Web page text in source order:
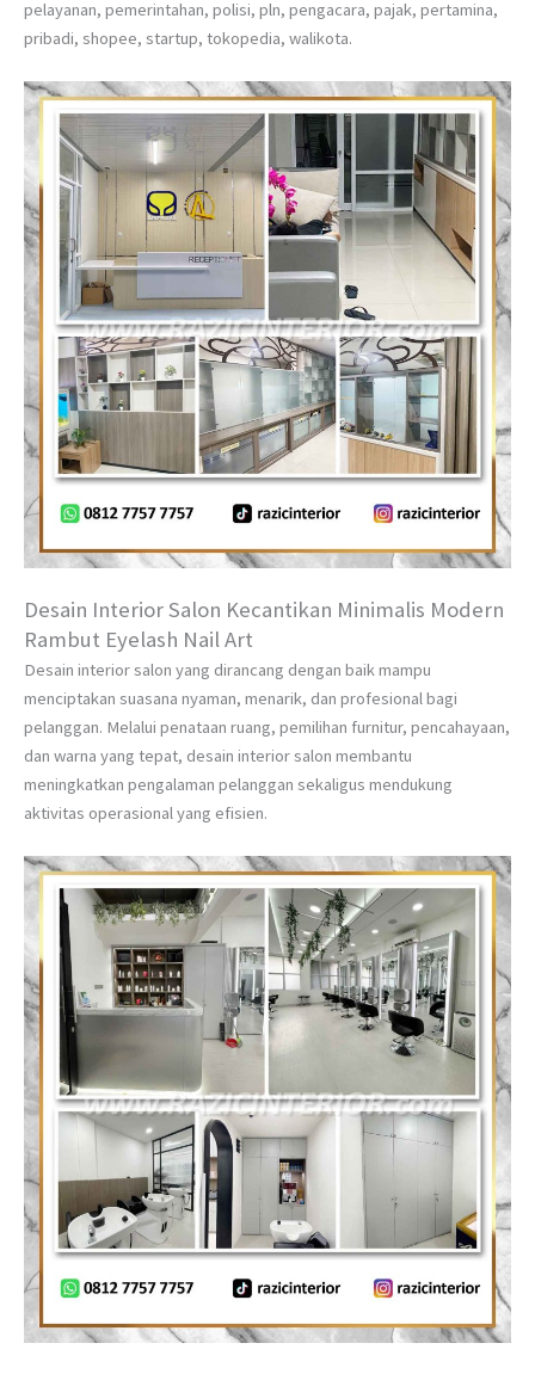
pelayanan, pemerintahan, polisi, pln, pengacara, pajak, pertamina,
pribadi, shopee, startup, tokopedia, walikota.
Desain Interior Salon Kecantikan Minimalis Modern
Rambut Eyelash Nail Art
Desain interior salon yang dirancang dengan baik mampu
menciptakan suasana nyaman, menarik, dan profesional bagi
pelanggan. Melalui penataan ruang, pemilihan furnitur, pencahayaan,
dan warna yang tepat, desain interior salon membantu
meningkatkan pengalaman pelanggan sekaligus mendukung
aktivitas operasional yang efisien.